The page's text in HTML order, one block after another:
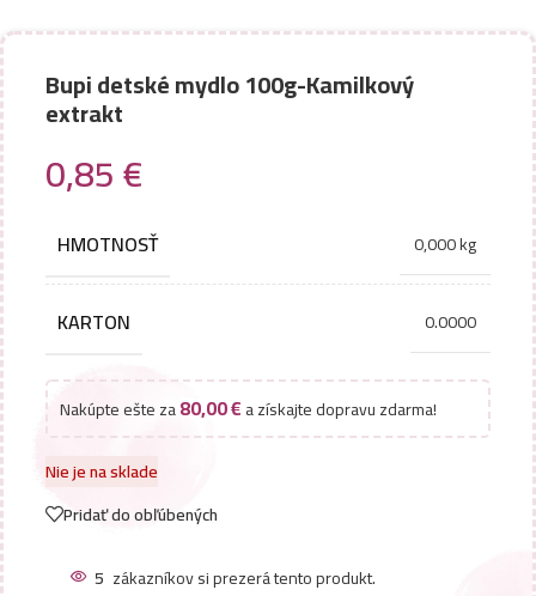
Bupi detské mydlo 100g-Kamilkový
extrakt
0,85€
HMOTNOSŤ 0,000 kg
KARTON 0.0000
Nakúpte ešte za80,00€a získajte dopravu zdarma!
Nie je na sklade
Pridať do obľúbených
5 zákazníkov si prezerá tento produkt.